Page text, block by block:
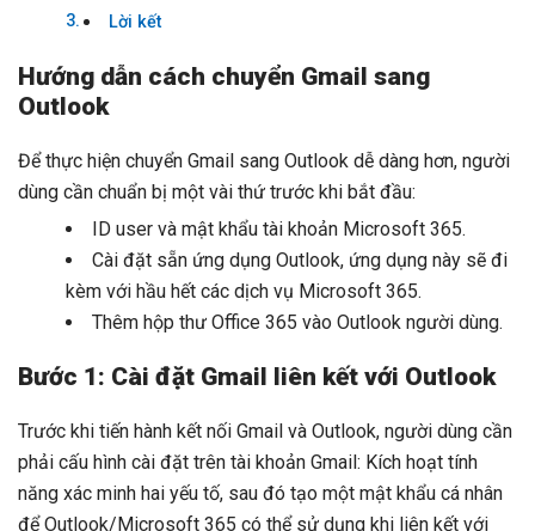
Lời kết
Hướng dẫn cách chuyển Gmail sang
Outlook
Để thực hiện chuyển Gmail sang Outlook dễ dàng hơn, người
dùng cần chuẩn bị một vài thứ trước khi bắt đầu:
ID user và mật khẩu tài khoản Microsoft 365.
Cài đặt sẵn ứng dụng Outlook, ứng dụng này sẽ đi
kèm với hầu hết các dịch vụ Microsoft 365.
Thêm hộp thư Office 365 vào Outlook người dùng.
Bước 1: Cài đặt Gmail liên kết với Outlook
Trước khi tiến hành kết nối Gmail và Outlook, người dùng cần
phải cấu hình cài đặt trên tài khoản Gmail: Kích hoạt tính
năng xác minh hai yếu tố, sau đó tạo một mật khẩu cá nhân
để Outlook/Microsoft 365 có thể sử dụng khi liên kết với